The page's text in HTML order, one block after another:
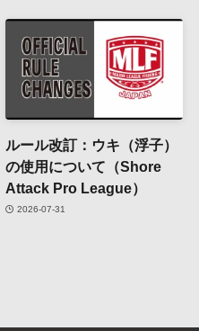
ルール改訂：ウキ（浮子）
の使用について（Shore
Attack Pro League）
2026-07-31